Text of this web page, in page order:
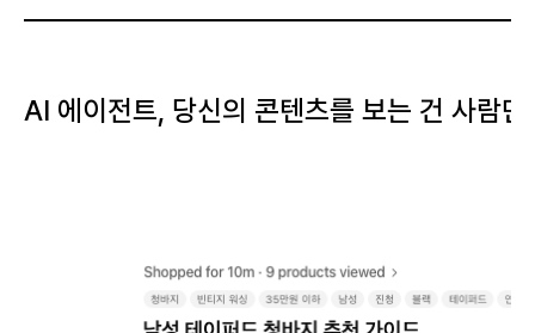
AI 에이전트, 당신의 콘텐츠를 보는 건 사람